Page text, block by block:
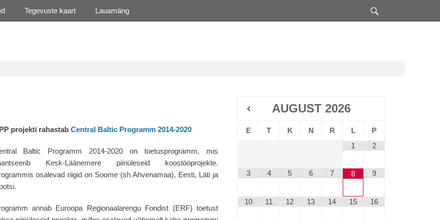
Tegevuste kaart Lauamäng
projekti rahastab Central Baltic Programm 2014-2020
Baltic Programm 2014-2020
on toetusprogramm, mis
Kesk-Läänemere piiriüleseid koostööprojekte.
osalevad riigid on Soome (sh Ahvenamaa), Eesti, Läti ja
annab Euroopa Regionaalarengu Fondist (ERF) toetust
AUGUST 2026
E T K N R L
P
1
2
3 4 5 6 7 8 9
10 11 12 13 14 15 16